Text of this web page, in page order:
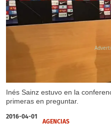
Inés Sainz estuvo en la
primeras en preguntar.
2016-04-01
AGENCIAS